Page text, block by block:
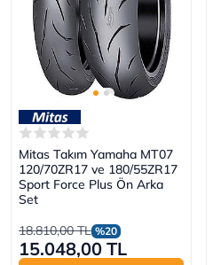
Mitas Takım Yamaha MT07
120/70ZR17 ve 180/55ZR17
Sport Force Plus Ön Arka
Set
18.810,00 TL %20
15.048,00 TL